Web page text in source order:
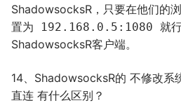
ShadowsocksR，只要在他们的
置为 192.168.0.5:1080 就
ShadowsocksR客户端。
14、ShadowsocksR的 不修改系
直连 有什么区别？